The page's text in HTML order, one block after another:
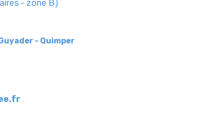
- zone B)
- Quimper